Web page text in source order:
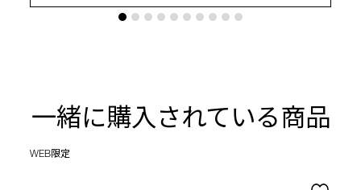
一緒に購入されている商品
WEB限定